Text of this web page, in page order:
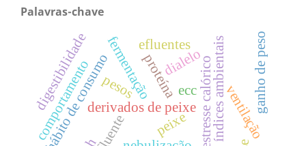
Palavras-chave
peixe
derivados de peixe
hábito de consumo
comportamento estresse calóricoíndices ambientaisventilação
digestibilidade
efluente
fermentaçãoproteína
efluentes
pesos ganho de peso
ecc
dialelo